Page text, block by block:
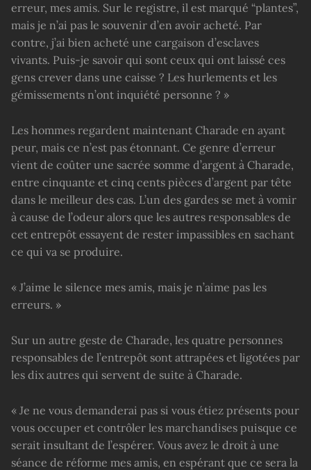
erreur, mes amis. Sur le registre, il est marqué “plantes”,
mais je n’ai pas le souvenir d’en avoir acheté. Par
contre, j’ai bien acheté une cargaison d’esclaves
vivants. Puis-je savoir qui sont ceux qui ont laissé ces
gens crever dans une caisse ? Les hurlements et les
gémissements n’ont inquiété personne ? »
Les hommes regardent maintenant Charade en ayant
peur, mais ce n’est pas étonnant. Ce genre d’erreur
vient de coûter une sacrée somme d’argent à Charade,
entre cinquante et cinq cents pièces d’argent par tête
dans le meilleur des cas. L’un des gardes se met à vomir
à cause de l’odeur alors que les autres responsables de
cet entrepôt essayent de rester impassibles en sachant
ce qui va se produire.
« J’aime le silence mes amis, mais je n’aime pas les
erreurs. »
Sur un autre geste de Charade, les quatre personnes
responsables de l’entrepôt sont attrapées et ligotées par
les dix autres qui servent de suite à Charade.
« Je ne vous demanderai pas si vous étiez présents pour
vous occuper et contrôler les marchandises puisque ce
serait insultant de l’espérer. Vous avez le droit à une
séance de réforme mes amis, en espérant que ce sera la